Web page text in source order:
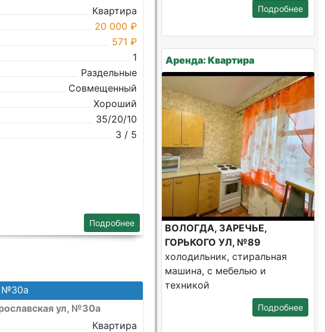
Квартира
20 000 ₽
571 ₽
1
Раздельные
Совмещенный
Хороший
35/20/10
3 / 5
Подробнее
№30а
ул, №30а
Квартира
Подробнее
Аренда: Квартира
ВОЛОГДА, ЗАРЕЧЬЕ,
ГОРЬКОГО УЛ, №89
холодильник, стиральная
машина, с мебелью и
техникой
Подробнее